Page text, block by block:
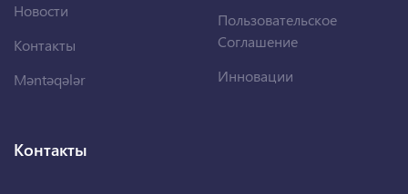
Новости
Контакты
Məntəqələr
Пользовательское
Соглашение
Инновации
Контакты